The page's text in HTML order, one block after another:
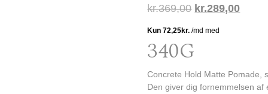
kr.369,00 Den
kr.289,00Den
340G
Concrete Hold Matte Pomade,
Den giver dig fornemmelsen